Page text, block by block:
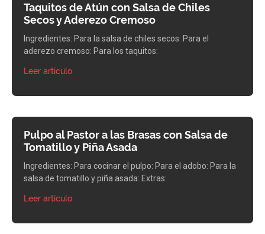
Taquitos de Atún con Salsa de Chiles
Secos y Aderezo Cremoso
Ingredientes: Para la salsa de chiles secos: Para el
aderezo cremoso: Para los taquitos:
Leer artículo
Pulpo al Pastor a las Brasas con Salsa de
Tomatillo y Piña Asada
Ingredientes: Para cocinar el pulpo: Para el adobo: Para la
salsa de tomatillo y piña asada: Extras:
Leer artículo